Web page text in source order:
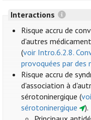
Interactions
Risque accru de
d'autres
(voir Intro.6.2.8.
provoquées par des
Risque accru de
d'association à
sérotoninergique (
sérotoninergique
).